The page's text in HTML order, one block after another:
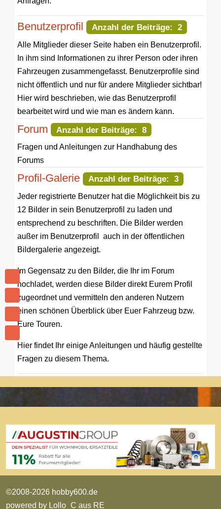
Benutzerprofil Anzahl der Beiträge: 2
Alle Mitglieder dieser Seite haben ein Benutzerprofil.
In ihm sind Informationen zu ihrer Person oder ihren
Fahrzeugen zusammengefasst. Benutzerprofile sind
nicht öffentlich und nur für andere Mitglieder sichtbar!
Hier wird beschrieben, wie das Benutzerprofil
bearbeitet wird und wie man es ändern kann.
Forum Anzahl der Beiträge: 8
Fragen und Anleitungen zur Handhabung des
Forums
Profil-Galerie Anzahl der Beiträge: 3
Jeder registrierte Benutzer hat die Möglichkeit bis zu
12 Bilder in sein Benutzerprofil zu laden und
entsprechend zu beschriften. Die Bilder werden
außer im Benutzerprofil auch in der öffentlichen
Bildergalerie angezeigt.
Im Gegensatz zu den Bilder, die Ihr im Forum
hochladet, werden diese Bilder direkt Eurem Profil
zugeordnet und vermitteln den anderen Nutzern
einen schönen Überblick über Euer Fahrzeug bzw.
Eure Touren.
Hier findet Ihr einige Anleitungen und häufig gestellte
Fragen zu diesem Thema.
©2008-2026 hobby600.de
powered by Lollo_C aus RE